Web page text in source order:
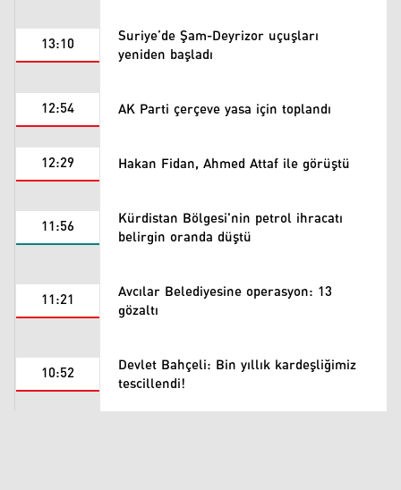
13:10 Suriye’de Şam-Deyrizor uçuşları
yeniden başladı
12:54 AK Parti çerçeve yasa için toplandı
12:29 Hakan Fidan, Ahmed Attaf ile görüştü
11:56 Kürdistan Bölgesi'nin petrol ihracatı
belirgin oranda düştü
11:21 Avcılar Belediyesine operasyon: 13
gözaltı
10:52 Devlet Bahçeli: Bin yıllık kardeşliğimiz
tescillendi!